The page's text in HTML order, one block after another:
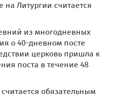
Литургии считается
из многодневных
о 40-дневном посте
церковь пришла к
поста в течение 48
обязательным